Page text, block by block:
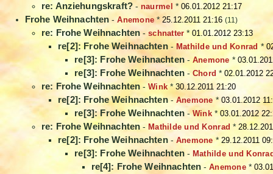
re: Anziehungskraft?- naurmel * 06.01.2012 21:17
Frohe Weihnachten -Anemone *25.12.2011 21:16 (11)
re: Frohe Weihnachten -schnatter *01.01.2012 23:13
re[2]: Frohe Weihnachten- Mathilde und Konrad *
re[3]: Frohe Weihnachten- Anemone *
re[3]: Frohe Weihnachten- Chord *02.01.2012
re: Frohe Weihnachten -Wink*30.12.2011 21:20
re[2]: Frohe Weihnachten-Anemone * 03.01.2012
re[3]: Frohe Weihnachten-Wink*03.01.2012
re: Frohe Weihnachten- Mathilde und Konrad *
re[2]: Frohe Weihnachten- Anemone * 29.12.2011
re[3]: Frohe Weihnachten- Mathilde und
re[4]: Frohe Weihnachten -Anemone*